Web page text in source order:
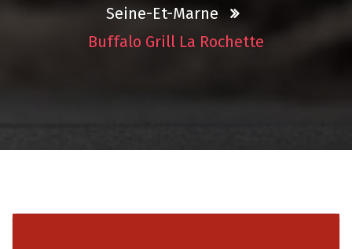
Seine-Et-Marne
Buffalo Grill La Rochette